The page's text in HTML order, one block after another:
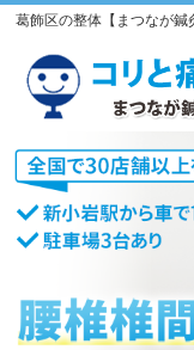
葛飾区の整体【まつなが